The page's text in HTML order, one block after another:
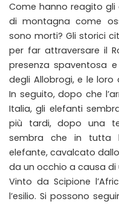
Come hanno reagito
di montagna come
sono morti? Gli storici
per far attraversare il
presenza spaventosa
degli Allobrogi, e le
In seguito, dopo che
Italia, gli elefanti
più tardi, dopo una
sembra che in tutta
elefante, cavalcato
da un occhio a causa di
Vinto da Scipione
l’esilio. Si possono